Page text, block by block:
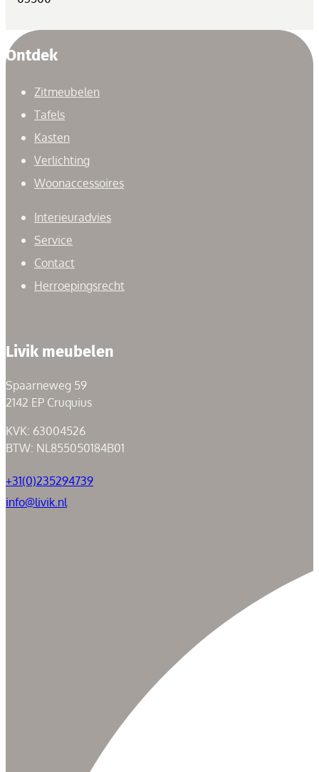
Ontdek
Zitmeubelen
Tafels
Kasten
Verlichting
Woonaccessoires
Interieuradvies
Service
Contact
Herroepingsrecht
Livik meubelen
Spaarneweg 59
2142 EP Cruquius
KVK: 63004526
BTW: NL855050184B01
+31(0)235294739
info@livik.nl